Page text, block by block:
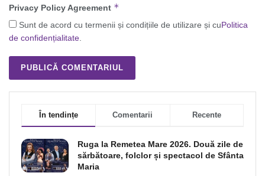
Privacy Policy Agreement *
Sunt de acord cu termenii și condițiile de utilizare și cuPolitica
de confidențialitate
În tendințe Comentarii Recente
Ruga la Remetea Mare 2026. Două zile de
sărbătoare, folclor și spectacol de Sfânta
Maria